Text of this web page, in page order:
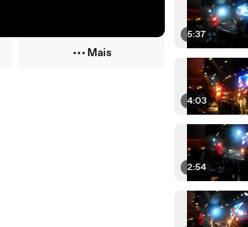
Mais
5:37
4:03
2:54